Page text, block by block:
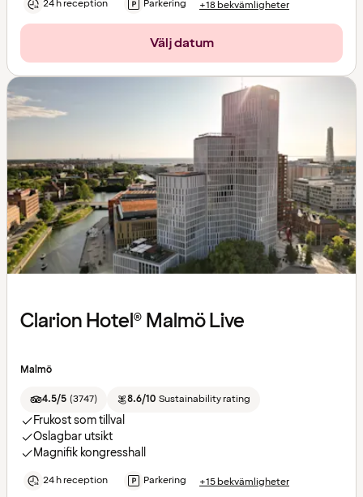
24 h reception Parkering +18 bekvämligheter
Välj datum
Clarion Hotel® Malmö Live
Malmö
4.5/5 (3747) 8.6/10 Sustainability rating
Frukost som tillval
Oslagbar utsikt
Magnifik kongresshall
24 h reception Parkering +15 bekvämligheter